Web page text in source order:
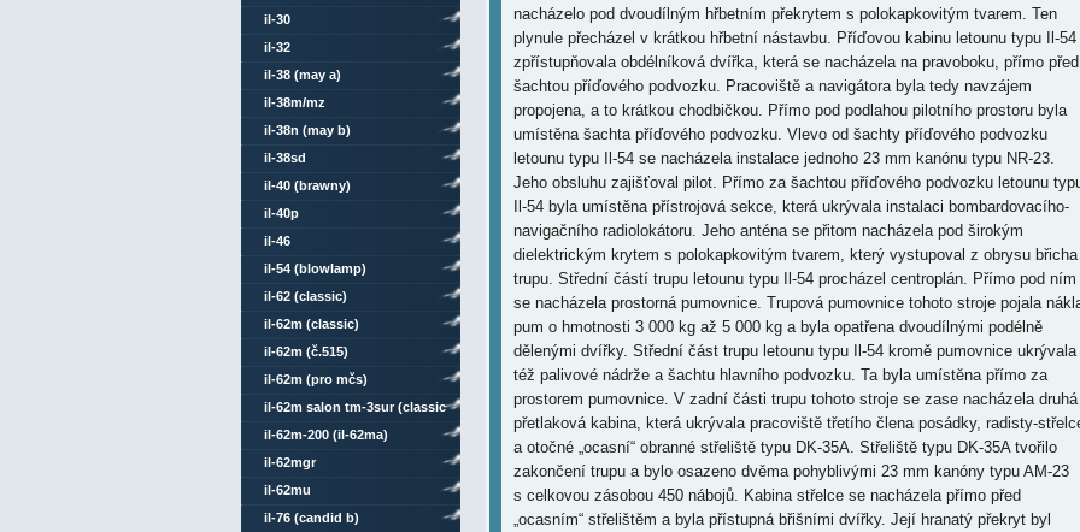
nacházelo pod dvoudílným hřbetním překrytem s polokapkovitým tvarem. Ten
plynule přecházel v krátkou hřbetní nástavbu. Příďovou kabinu letounu typu Il-54
zpřístupňovala obdélníková dvířka, která se nacházela na pravoboku, přímo před
šachtou příďového podvozku. Pracoviště a navigátora byla tedy navzájem
propojena, a to krátkou chodbičkou. Přímo pod podlahou pilotního prostoru byla
umístěna šachta příďového podvozku. Vlevo od šachty příďového podvozku
letounu typu Il-54 se nacházela instalace jednoho 23 mm kanónu typu NR-23.
Jeho obsluhu zajišťoval pilot. Přímo za šachtou příďového podvozku letounu
Il-54 byla umístěna přístrojová sekce, která ukrývala instalaci bombardovacího-
navigačního radiolokátoru. Jeho anténa se přitom nacházela pod širokým
dielektrickým krytem s polokapkovitým tvarem, který vystupoval z obrysu břicha
trupu. Střední částí trupu letounu typu Il-54 procházel centroplán. Přímo pod ním
se nacházela prostorná pumovnice. Trupová pumovnice tohoto stroje pojala
pum o hmotnosti 3 000 kg až 5 000 kg a byla opatřena dvoudílnými podélně
dělenými dvířky. Střední část trupu letounu typu Il-54 kromě pumovnice ukrývala
též palivové nádrže a šachtu hlavního podvozku. Ta byla umístěna přímo za
prostorem pumovnice. V zadní části trupu tohoto stroje se zase nacházela druhá
přetlaková kabina, která ukrývala pracoviště třetího člena posádky, radisty-
a otočné „ocasní“ obranné střeliště typu DK-35A. Střeliště typu DK-35A tvořilo
zakončení trupu a bylo osazeno dvěma pohyblivými 23 mm kanóny typu AM-23
s celkovou zásobou 450 nábojů. Kabina střelce se nacházela přímo před
„ocasním“ střelištěm a byla přístupná břišními dvířky. Její hranatý překryt byl
il-30
il-32
il-38 (may a)
il-38m/mz
il-38n (may b)
il-38sd
il-40 (brawny)
il-40p
il-46
il-54 (blowlamp)
il-62 (classic)
il-62m (classic)
il-62m (č.515)
il-62m (pro mčs)
il-62m salon tm-3sur (classic
comsat mod)
il-62m-200 (il-62ma)
il-62mgr
il-62mu
il-76 (candid b)